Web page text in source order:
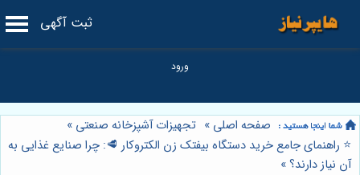
ثبت آگهی
صفحه اصلی » تجهیزات آشپزخانه صنعتی »
⭐️ راهنمای جامع خرید دستگاه بیفتک زن الکتروکار 🥩: چرا صنایع غذایی به
آن نیاز دارند؟»